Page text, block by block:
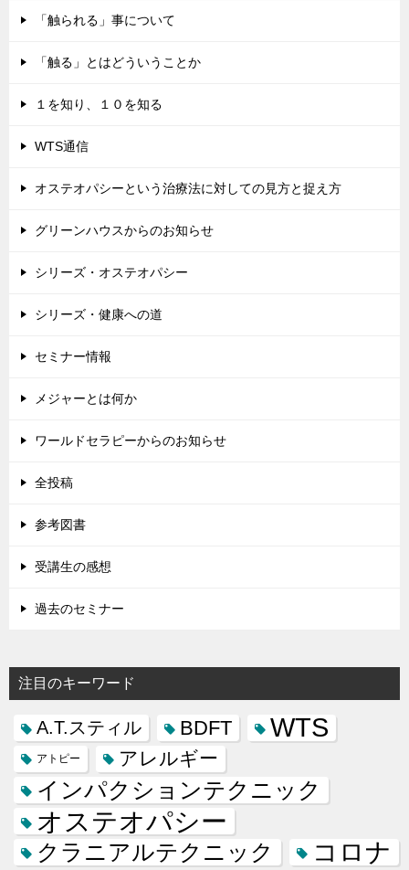
「触られる」事について
「触る」とはどういうことか
１を知り、１０を知る
WTS通信
オステオパシーという治療法に対しての見方と捉え方
グリーンハウスからのお知らせ
シリーズ・オステオパシー
シリーズ・健康への道
セミナー情報
メジャーとは何か
ワールドセラピーからのお知らせ
全投稿
参考図書
受講生の感想
過去のセミナー
注目のキーワード
A.T.スティル BDFT WTS
アトピー アレルギー
インパクションテクニック
オステオパシー
クラニアルテクニック コロナ